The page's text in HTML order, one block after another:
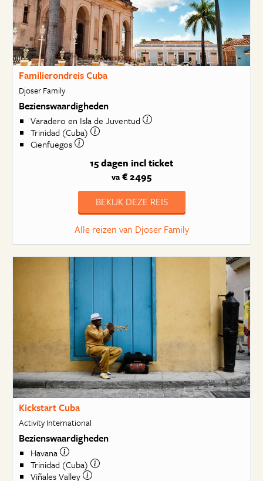
Familierondreis Cuba
Djoser Family
Bezienswaardigheden
Varadero en Isla de Juventud
Trinidad (Cuba)
Cienfuegos
15 dagen incl ticket
va € 2495
BEKIJK DEZE REIS
Alle reizen van Djoser Family
Kickstart Cuba
Activity International
Bezienswaardigheden
Havana
Trinidad (Cuba)
Viñales Valley